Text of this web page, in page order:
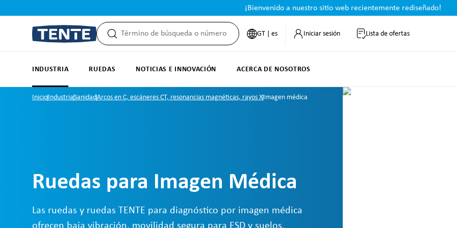
¡Bienvenido a nuestro sitio web recientemente rediseñado!
GT | es Iniciar sesión Lista de ofertas
INDUSTRIA RUEDAS NOTICIAS E INNOVACIÓN ACERCA DE NOSOTROS
InicioIndustriaSanidadArcos en C, escáneres CT, resonancias magnéticas, rayos XImagen médica
Ruedas para Imagen Médica
Las ruedas y ruedas TENTE para diagnóstico por imagen médica
ofrecen baja vibración, movilidad segura para ESD y suelos,